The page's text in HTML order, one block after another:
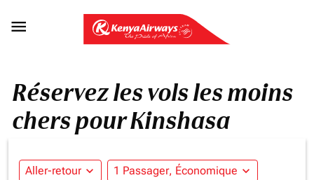

Réservez les vols les moins
chers pour Kinshasa
Aller-retour expand_more 1 Passager, Économique expand_more